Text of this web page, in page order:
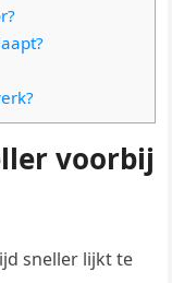
voorbij
sneller lijkt te